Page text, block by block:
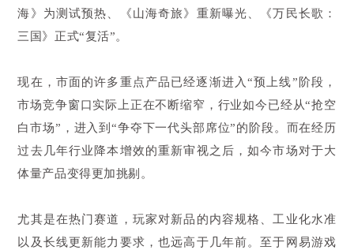
海》为测试预热、《山海奇旅》重新曝光、《万民长歌：
三国》正式“复活”。
现在，市面的许多重点产品已经逐渐进入“预上线”阶段，
市场竞争窗口实际上正在不断缩窄，行业如今已经从“抢空
白市场”，进入到“争夺下一代头部席位”的阶段。而在经历
过去几年行业降本增效的重新审视之后，如今市场对于大
体量产品变得更加挑剔。
尤其是在热门赛道，玩家对新品的内容规格、工业化水准
以及长线更新能力要求，也远高于几年前。至于网易游戏